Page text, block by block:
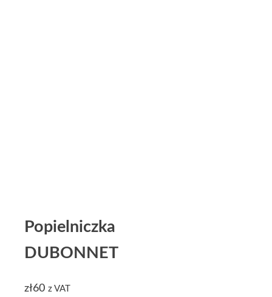
Popielniczka
DUBONNET
zł60 z VAT